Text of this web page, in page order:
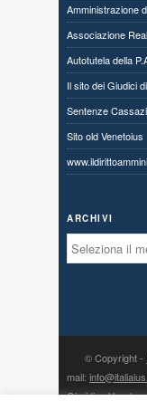
Amministrazione
Associazione
Autotutela della
Il sito dei Giudici
Sentenze
Sito old Venetoius
ARCHIVI
Archivi
© Copyright -
mail:
Giuridico Veneto